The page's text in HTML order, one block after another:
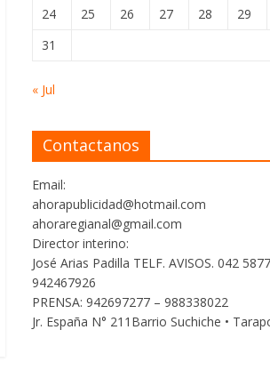
24
25 26 27 28 29
31
« Jul
Contactanos
Email:
ahorapublicidad@hotmail.com
ahoraregianal@gmail.com
Director interino:
José Arias Padilla TELF. AVISOS. 042
942467926
PRENSA: 942697277 – 988338022
Jr. España N° 211Barrio Suchiche •